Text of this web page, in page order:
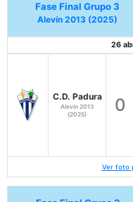
Fase Final Grupo 3
Alevín 2013 (2025)
26
C.D. Padura
Alevín 2013
(2025)
0
Ver foto